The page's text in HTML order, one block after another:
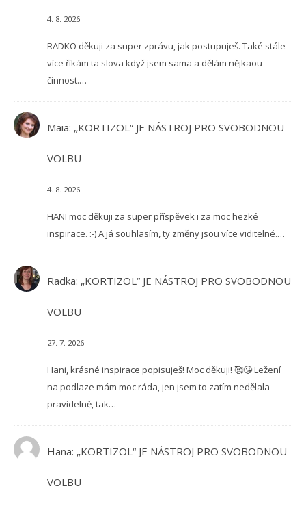
4. 8. 2026
RADKO děkuji za super zprávu, jak postupuješ. Také stále
více říkám ta slova když jsem sama a dělám nějkaou
činnost.…
Maia: „KORTIZOL“ JE NÁSTROJ PRO SVOBODNOU
VOLBU
4. 8. 2026
HANI moc děkuji za super příspěvek i za moc hezké
inspirace. :-) A já souhlasím, ty změny jsou více viditelné.…
Radka: „KORTIZOL“ JE NÁSTROJ PRO SVOBODNOU
VOLBU
27. 7. 2026
Hani, krásné inspirace popisuješ! Moc děkuji! 🥰😘 Ležení
na podlaze mám moc ráda, jen jsem to zatím nedělala
pravidelně, tak…
Hana: „KORTIZOL“ JE NÁSTROJ PRO SVOBODNOU
VOLBU